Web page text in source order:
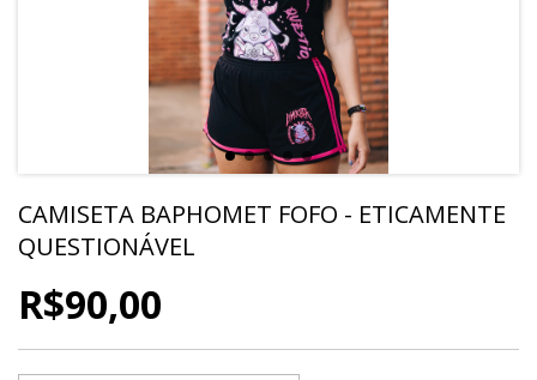
CAMISETA BAPHOMET FOFO - ETICAMENTE
QUESTIONÁVEL
R$90,00